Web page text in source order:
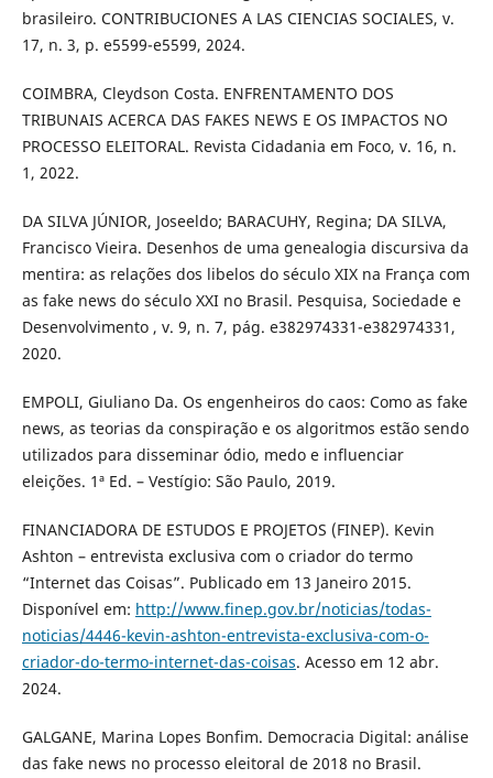
brasileiro. CONTRIBUCIONES A LAS CIENCIAS SOCIALES, v.
17, n. 3, p. e5599-e5599, 2024.
COIMBRA, Cleydson Costa. ENFRENTAMENTO DOS
TRIBUNAIS ACERCA DAS FAKES NEWS E OS IMPACTOS NO
PROCESSO ELEITORAL. Revista Cidadania em Foco, v. 16, n.
1, 2022.
DA SILVA JÚNIOR, Joseeldo; BARACUHY, Regina; DA SILVA,
Francisco Vieira. Desenhos de uma genealogia discursiva da
mentira: as relações dos libelos do século XIX na França com
as fake news do século XXI no Brasil. Pesquisa, Sociedade e
Desenvolvimento , v. 9, n. 7, pág. e382974331-e382974331,
2020.
EMPOLI, Giuliano Da. Os engenheiros do caos: Como as fake
news, as teorias da conspiração e os algoritmos estão sendo
utilizados para disseminar ódio, medo e influenciar
eleições. 1ª Ed. – Vestígio: São Paulo, 2019.
FINANCIADORA DE ESTUDOS E PROJETOS (FINEP). Kevin
Ashton – entrevista exclusiva com o criador do termo
“Internet das Coisas”. Publicado em 13 Janeiro 2015.
Disponível em: http://www.finep.gov.br/noticias/todas-
noticias/4446-kevin-ashton-entrevista-exclusiva-com-o-
criador-do-termo-internet-das-coisas. Acesso em 12 abr.
2024.
GALGANE, Marina Lopes Bonfim. Democracia Digital: análise
das fake news no processo eleitoral de 2018 no Brasil.